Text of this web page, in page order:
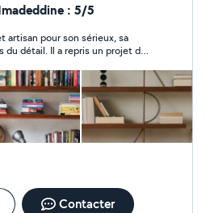
Peinture et
de revêtements de sol et
gouttières et solins,
petits travaux
Prix compétitifs et service
également des
une assistance pour les
: 5/5
pour son sérieux, sa
détail. Il a repris un projet de
pièces manquantes. Malgré
des solutions, faire preuve
de lui-même pour mener le
soigné et le résultat final est
professionnalisme et votre
Contacter